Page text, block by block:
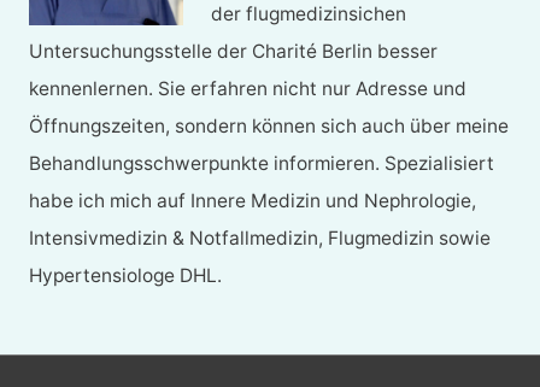
der flugmedizinsichen
Untersuchungsstelle der Charité Berlin besser
kennenlernen. Sie erfahren nicht nur Adresse und
Öffnungszeiten, sondern können sich auch über meine
Behandlungsschwerpunkte informieren. Spezialisiert
habe ich mich auf Innere Medizin und Nephrologie,
Intensivmedizin & Notfallmedizin, Flugmedizin sowie
Hypertensiologe DHL.